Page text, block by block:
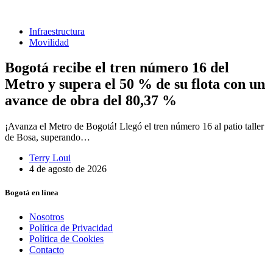
Infraestructura
Movilidad
Bogotá recibe el tren número 16 del
Metro y supera el 50 % de su flota con un
avance de obra del 80,37 %
¡Avanza el Metro de Bogotá! Llegó el tren número 16 al patio taller
de Bosa, superando…
Terry Loui
4 de agosto de 2026
Bogotá en línea
Nosotros
Política de Privacidad
Política de Cookies
Contacto